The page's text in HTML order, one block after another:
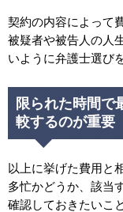
契約の内容によって
被疑者や被告人の人
いように弁護士選び
限られた時間で
較するのが重要
以上に挙げた費用と
多忙かどうか、該当
確認しておきたいこ